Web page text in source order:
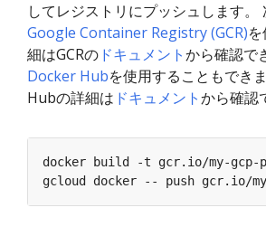
してレジストリにプッシュします。
Google Container Registry (GCR)
細はGCRの ドキュメントから確認で
Docker Hubを使用することもでき
Hubの詳細は ドキュメントから確認
docker build -t gcr.io/my-
gcloud docker -- push gcr.io/